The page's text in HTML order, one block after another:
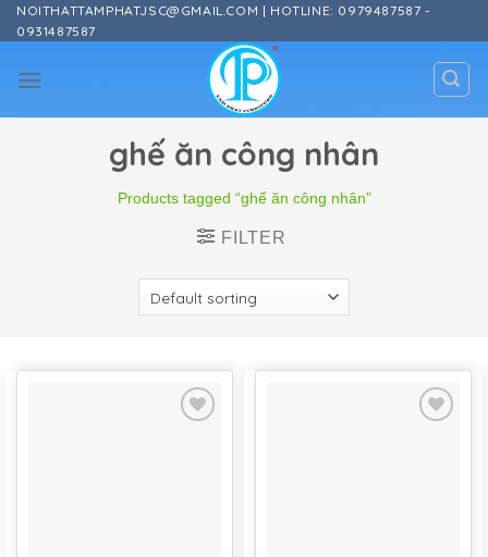
Skip
to
NOITHATTAMPHATJSC@GMAIL.COM | HOTLINE: 0979487587 -
0931487587
ghế ăn công nhân
Products tagged “ghế ăn công nhân”
FILTER